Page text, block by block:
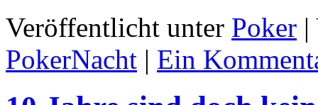
Veröffentlicht unter Poker |
PokerNacht | Ein